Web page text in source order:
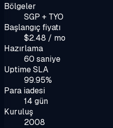
Bölgeler
SGP + TYO
Başlangıç fiyatı
$2.48 / mo
Hazırlama
60 saniye
Uptime SLA
99.95%
Para iadesi
14 gün
Kuruluş
2008